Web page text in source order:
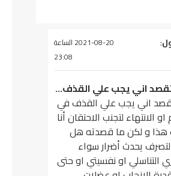
:
2021-08-20 الساعة
23:08
اني يجب علي القذف…
اني يجب علي القذف في
او الانتهاء لتجنب الاحتقان أنا
هذا و لكن ما قصدته هل
يحدث أضرار سواء
التناسلي او نفسيتي او حتى